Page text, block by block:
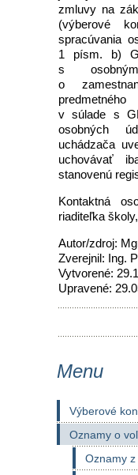
zmluvy na
(výberové
spracúvania
1 písm. b)
s
o
v súlade s
osobných
uchádzača
uchovávať
stanovenú
Kontaktná
riaditeľka
Autor/zdroj:
Zverejnil: Ing.
Vytvorené:
Upravené:
Menu
Výberové
Oznamy o
Oznamy